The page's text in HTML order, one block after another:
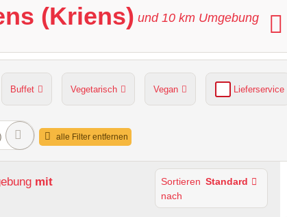
(Kriens) und 10 km Umgebung
Buffet Vegetarisch Vegan Lieferservice
grüner Gastgarten
alle Filter entfernen
mit
Sortieren
nach
Standard